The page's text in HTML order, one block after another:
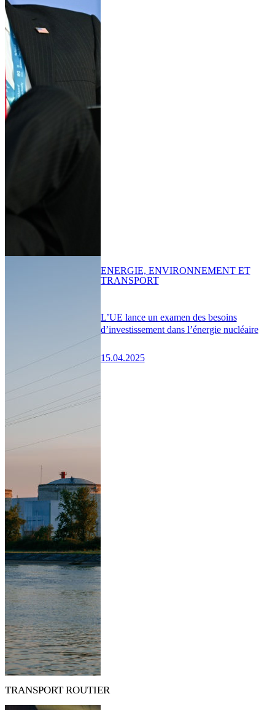
L’UE lance un examen des besoins
d’investissement dans l’énergie nucléaire
15.04.2025
ENERGIE, ENVIRONNEMENT ET
TRANSPORT
TRANSPORT ROUTIER